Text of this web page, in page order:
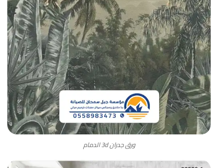
ورق جدران 3d الدمام